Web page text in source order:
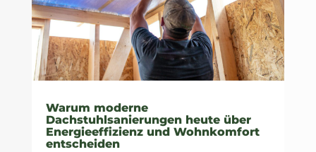
Warum moderne
Dachstuhlsanierungen heute über
Energieeffizienz und Wohnkomfort
entscheiden